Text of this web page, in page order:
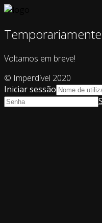
Voltamos em breve!
© Imperdível 2020
Iniciar sessão